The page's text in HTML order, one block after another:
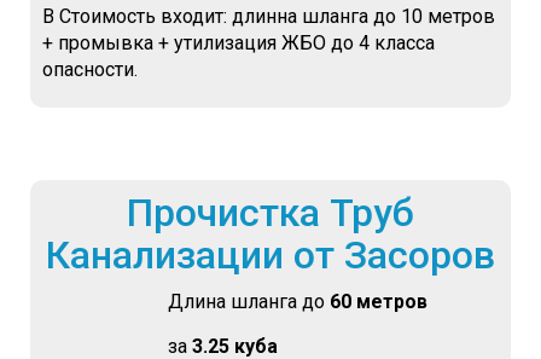
В Стоимость входит: длинна шланга до 10 метров
+ промывка + утилизация ЖБО до 4 класса
опасности.
Прочистка Труб
Канализации от Засоров
Длина шланга до 60 метров
за 3.25 куба